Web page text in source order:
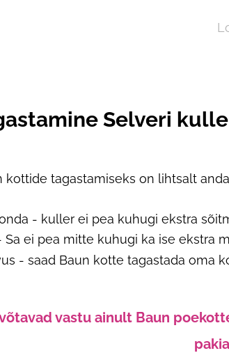
Selveri
kottide tagastamiseks on lihtsalt
- kuller ei pea kuhugi ekstra
Sa ei pea mitte kuhugi ka ise ekstra
- saad Baun kotte tagastada oma
vastu ainult Baun